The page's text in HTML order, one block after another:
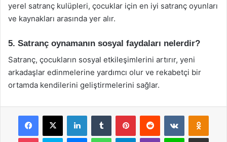
yerel satranç kulüpleri, çocuklar için en iyi satranç oyunları
ve kaynakları arasında yer alır.
5. Satranç oynamanın sosyal faydaları nelerdir?
Satranç, çocukların sosyal etkileşimlerini artırır, yeni
arkadaşlar edinmelerine yardımcı olur ve rekabetçi bir
ortamda kendilerini geliştirmelerini sağlar.
Facebook
X LinkedInTumblr PinterestReddit VKontakte
Pocket Skype MessengerWhatsAppTelegramViber Line E-Posta ile